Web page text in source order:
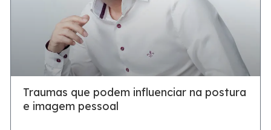
Traumas que podem influenciar na postura
e imagem pessoal